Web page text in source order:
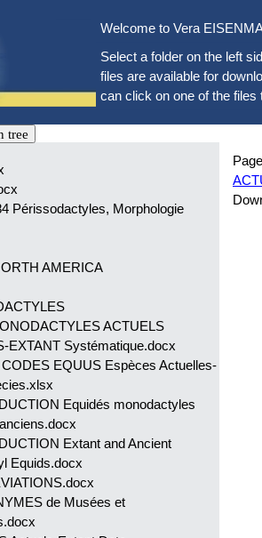
Welcome to Vera
Select a folder on the left
files are available for
can click on one of the files
tree
Périssodactyles, Morphologie
AMERICA
ACTUELS
EXTANT Systématique.docx
EQUUS Espèces Actuelles-
Equidés monodactyles
Extant and Ancient
Equids.docx
de Musées et